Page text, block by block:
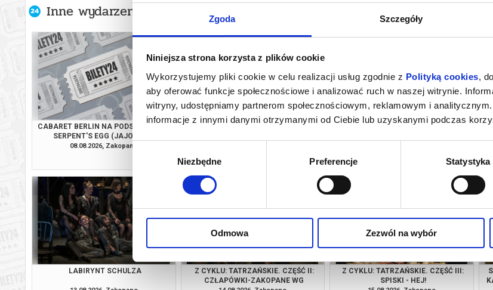
Zgoda Szczegóły
Niniejsza strona korzysta z plików cookie
Wykorzystujemy pliki cookie w celu realizacji usług zgodnie z Polityką cookies,
aby oferować funkcje społecznościowe i analizować ruch w naszej witrynie.
witryny, udostępniamy partnerom społecznościowym, reklamowym i
informacje z innymi danymi otrzymanymi od Ciebie lub uzyskanymi podczas
Wybór
Niezbędne Preferencje Statystyka
Odmowa Zezwól na wybór
Inne wydarzenia organizatora
CABARET BERLIN NA PODSTAWIE THE
SERPENT'S EGG (JAJO WĘŻA)
INGMARA BERGMANA - PREMIERA!
08.08.2026, Zakopane
CABARET BERLIN NA PODSTAWIE THE
kup bilet
KAMISHIBAI JAPOŃSKI TEATR
kup bilet
LABIRYNT SCHULZA
Z CYKLU: TATRZAŃSKIE. CZĘŚĆ II:
CZŁAPÓWKI-ZAKOPANE WG
Z CYKLU: TATRZAŃSKIE. CZĘŚĆ III:
SPISKI - HEJ!